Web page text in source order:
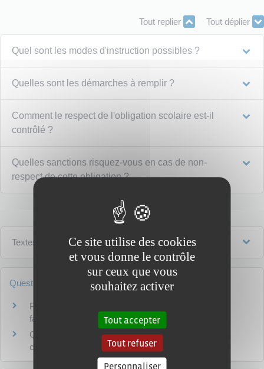
Tout replier Tout déplier
Quel sont les modes d'instruction possibles ?
Quelles sont les démarches à remplir ?
Comment le respect de l'obligation scolaire est-il
contrôlé ?
Quelles sanctions risquez-vous en cas de non-
respect de cette obligation ?
Textes de référence
Questions ? Réponses !
Peut-on donner à un élève du primaire des devoirs à
faire à la maison ?
Qu'est-ce que l'enseignement à distance de niveau
collège ou lycée ou post-bac ?
Ce site utilise des cookies
et vous donne le contrôle
sur ceux que vous
souhaitez activer
Tout accepter
Tout refuser
Personnaliser